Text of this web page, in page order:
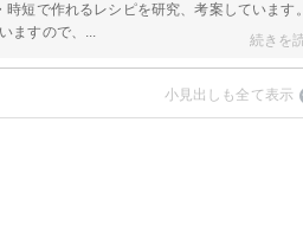
短で作れるレシピを研究、考案しています。
ますので、...